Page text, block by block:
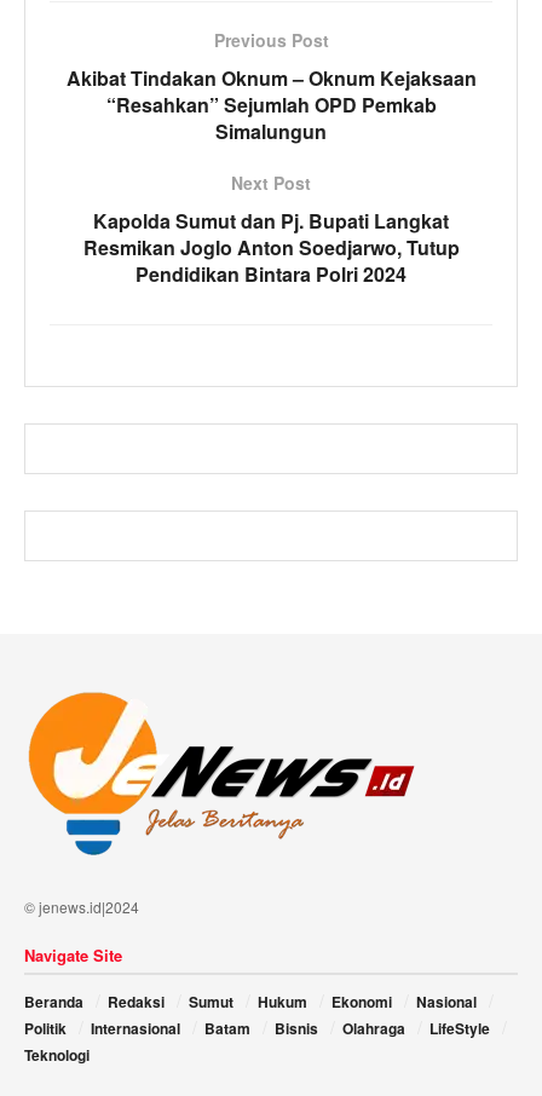
Previous Post
Akibat Tindakan Oknum – Oknum Kejaksaan
“Resahkan” Sejumlah OPD Pemkab
Simalungun
Next Post
Kapolda Sumut dan Pj. Bupati Langkat
Resmikan Joglo Anton Soedjarwo, Tutup
Pendidikan Bintara Polri 2024
© jenews.id|2024
Navigate Site
Beranda Redaksi Sumut Hukum Ekonomi
Nasional
Politik
Internasional Batam Bisnis Olahraga
LifeStyle
Teknologi